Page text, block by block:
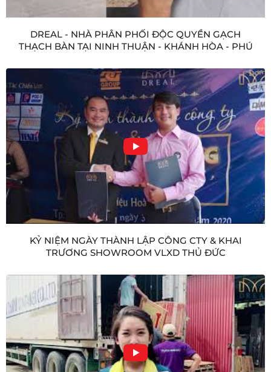
DREAL - NHÀ PHÂN PHỐI ĐỘC QUYỀN GẠCH
THẠCH BÀN TẠI NINH THUẬN - KHÁNH HÒA - PHÚ
KỶ NIỆM NGÀY THÀNH LẬP CÔNG CTY & KHAI
TRƯƠNG SHOWROOM VLXD THỦ ĐỨC